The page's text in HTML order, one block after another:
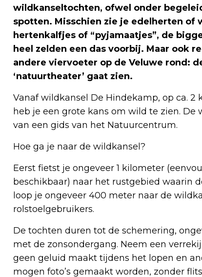
wildkanseltochten, ofwel onder
spotten. Misschien zie je edelherten
hertenkalfjes of “pyjamaatjes”, de
heel zelden een das voorbij. Maar ook
andere viervoeter op de Veluwe rond:
‘natuurtheater’ gaat zien.
Vanaf wildkansel De Hindekamp, op ca.
heb je een grote kans om wild te zien.
van een gids van het Natuurcentrum.
Hoe ga je naar de wildkansel?
Eerst fietst je ongeveer 1 kilometer
beschikbaar) naar het rustgebied waarin
loop je ongeveer 400 meter naar de
rolstoelgebruikers.
De tochten duren tot de schemering,
met de zonsondergang. Neem een
geen geluid maakt tijdens het lopen en
mogen foto’s gemaakt worden, zonder